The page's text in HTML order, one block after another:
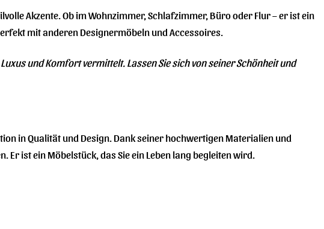
Akzente. Ob im Wohnzimmer, Schlafzimmer, Büro oder Flur – er ist ein
mit anderen Designermöbeln und Accessoires.
und Komfort vermittelt. Lassen Sie sich von seiner Schönheit und
in Qualität und Design. Dank seiner hochwertigen Materialien und
ist ein Möbelstück, das Sie ein Leben lang begleiten wird.